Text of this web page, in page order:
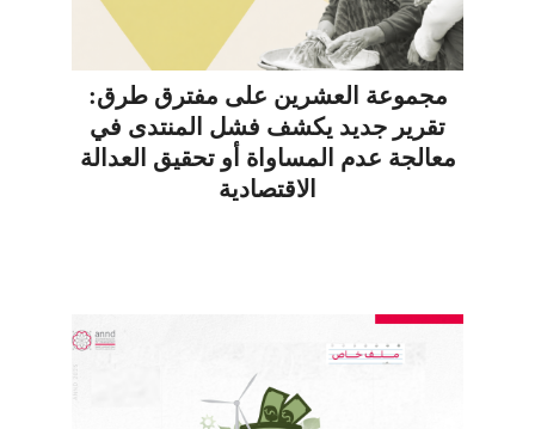
مجموعة العشرين على مفترق طرق:
تقرير جديد يكشف فشل المنتدى في
معالجة عدم المساواة أو تحقيق العدالة
الاقتصادية